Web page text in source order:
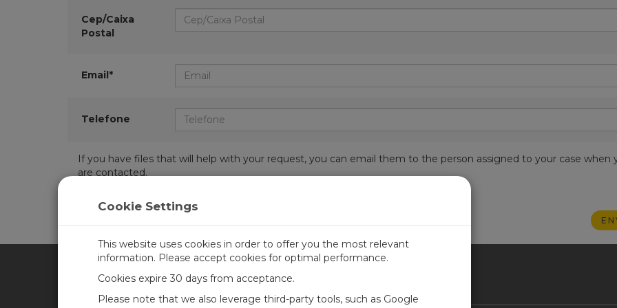
Cep/Caixa
Postal
Email*
Telefone
If you have files that will help with your request, you can email them to the person assigned to your case when
are contacted.
CAMPBELL SCIENTIFIC BRASIL
Cookie Settings
This website uses cookies in order to offer you the most relevant
information. Please accept cookies for optimal performance.
Cookies expire 30 days from acceptance.
Please note that we also leverage third-party tools, such as Google